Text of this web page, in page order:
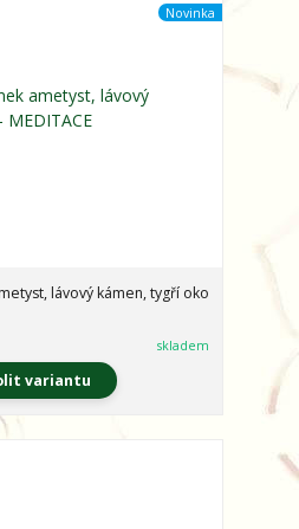
Novinka
lávový kámen, tygří oko
skladem
variantu